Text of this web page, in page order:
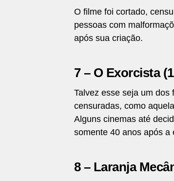
O filme foi cortado,
pessoas com
após sua criação.
7 – O Exorcista
Talvez esse seja um
censuradas, como
Alguns cinemas até
somente 40 anos após a
8 – Laranja